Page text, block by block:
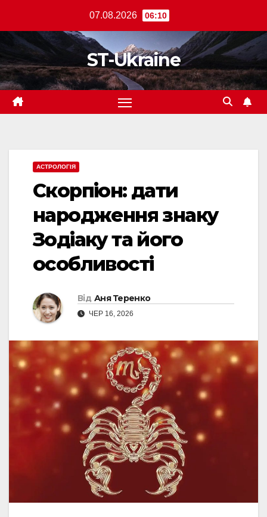
вмісту
07.08.2026 06:10
ST-Ukraine
АСТРОЛОГІЯ
Скорпіон: дати
народження знаку
Зодіаку та його
особливості
Від Аня Теренко
ЧЕР 16, 2026